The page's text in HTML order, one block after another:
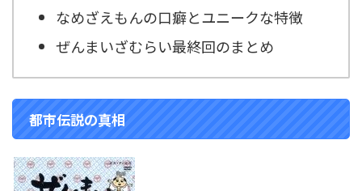
なめざえもんの口癖とユニークな特徴
ぜんまいざむらい最終回のまとめ
都市伝説の真相